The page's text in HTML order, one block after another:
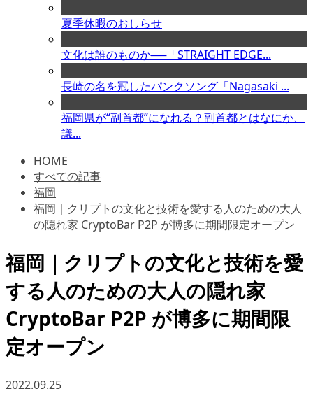
夏季休暇のおしらせ
文化は誰のものか──「STRAIGHT EDGE...
長崎の名を冠したパンクソング「Nagasaki ...
福岡県が“副首都”になれる？副首都とはなにか、
議...
HOME
すべての記事
福岡
福岡｜クリプトの文化と技術を愛する人のための大人
の隠れ家 CryptoBar P2P が博多に期間限定オープン
福岡｜クリプトの文化と技術を愛
する人のための大人の隠れ家
CryptoBar P2P が博多に期間限
定オープン
2022.09.25